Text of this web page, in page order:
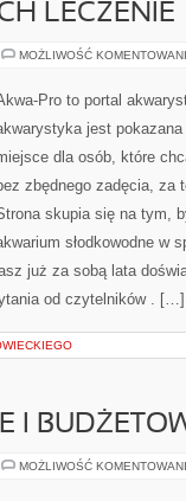
LECZENIE
MOŻLIWOŚĆ
Pro to portal
jest
dla osób, które
zbędnego zadęcia, za
skupia się na tym,
słodkowodne w
już za sobą lata
od czytelników . […]
I
MOŻLIWOŚĆ